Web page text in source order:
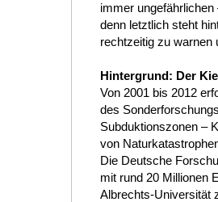
immer
denn letztlich steht
rechtzeitig zu warnen
Hintergrund: Der
Von 2001 bis 2012
des
Subduktionszonen –
von
Die Deutsche
mit rund 20 Millionen
Albrechts-Universität